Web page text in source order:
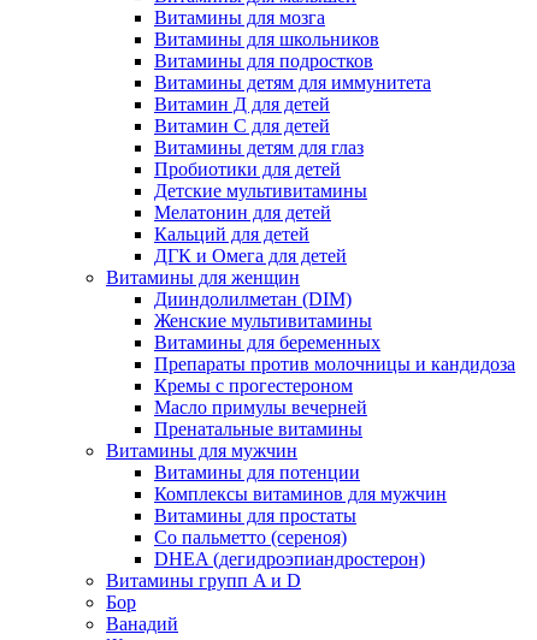
Витамины для мозга
Витамины для школьников
Витамины для подростков
Витамины детям для иммунитета
Витамин Д для детей
Витамин C для детей
Витамины детям для глаз
Пробиотики для детей
Детские мультивитамины
Мелатонин для детей
Кальций для детей
ДГК и Омега для детей
Витамины для женщин
Дииндолилметан (DIM)
Женские мультивитамины
Витамины для беременных
Препараты против молочницы и кандидоза
Кремы с прогестероном
Масло примулы вечерней
Пренатальные витамины
Витамины для мужчин
Витамины для потенции
Комплексы витаминов для мужчин
Витамины для простаты
Со пальметто (сереноя)
DHEA (дегидроэпиандростерон)
Витамины групп A и D
Бор
Ванадий